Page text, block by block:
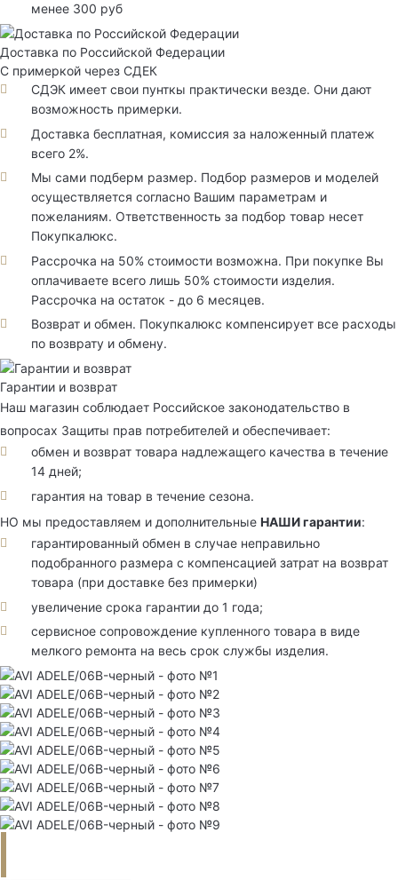
менее 300 руб
Доставка по Российской Федерации
С примеркой через СДЕК
СДЭК имеет свои пунткы практически везде. Они дают
возможность примерки.
Доставка бесплатная, комиссия за наложенный платеж
всего 2%.
Мы сами подберм размер. Подбор размеров и моделей
осуществляется согласно Вашим параметрам и
пожеланиям. Ответственность за подбор товар несет
Покупкалюкс.
Рассрочка на 50% стоимости возможна. При покупке Вы
оплачиваете всего лишь 50% стоимости изделия.
Рассрочка на остаток - до 6 месяцев.
Возврат и обмен. Покупкалюкс компенсирует все расходы
по возврату и обмену.
Гарантии и возврат
Наш магазин соблюдает Российское законодательство в
вопросах Защиты прав потребителей и обеспечивает:
обмен и возврат товара надлежащего качества в течение
14 дней;
гарантия на товар в течение сезона.
НО мы предоставляем и дополнительные НАШИ гарантии:
гарантированный обмен в случае неправильно
подобранного размера с компенсацией затрат на возврат
товара (при доставке без примерки)
увеличение срока гарантии до 1 года;
сервисное сопровождение купленного товара в виде
мелкого ремонта на весь срок службы изделия.